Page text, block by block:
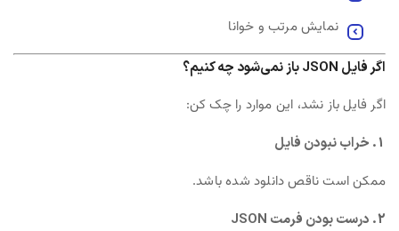
نمایش مرتب و خوانا
اگر فایل JSON باز نمی‌شود چه کنیم؟
اگر فایل باز نشد، این موارد را چک کن:
1. خراب نبودن فایل
ممکن است ناقص دانلود شده باشد.
2. درست بودن فرمت JSON